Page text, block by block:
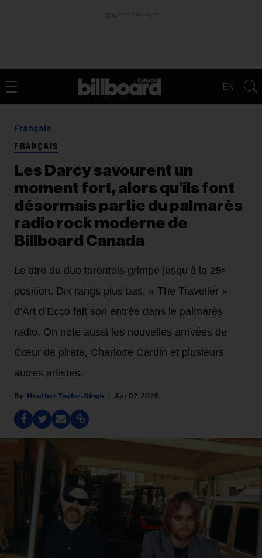
EN
Français
FRANÇAIS
Les Darcy savourent un
moment fort, alors qu’ils font
désormais partie du palmarès
radio rock moderne de
Billboard Canada
Le titre du duo torontois grimpe jusqu’à la 25ᵉ
position. Dix rangs plus bas, « The Traveller »
d’Art d’Ecco fait son entrée dans le palmarès
radio. On note aussi les nouvelles arrivées de
Cœur de pirate, Charlotte Cardin et plusieurs
autres artistes.
Heather Taylor-Singh Apr 02, 2026